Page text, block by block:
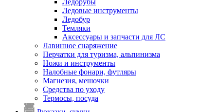
Ледорубы
Ледовые инструменты
Ледобур
Темляки
Аксессуары и запчасти для ЛС
Лавинное снаряжение
Перчатки для туризма, альпинизма
Ножи и инструменты
Налобные фонари, футляры
Магнезия, мешочки
Средства по уходу
Термосы, посуда